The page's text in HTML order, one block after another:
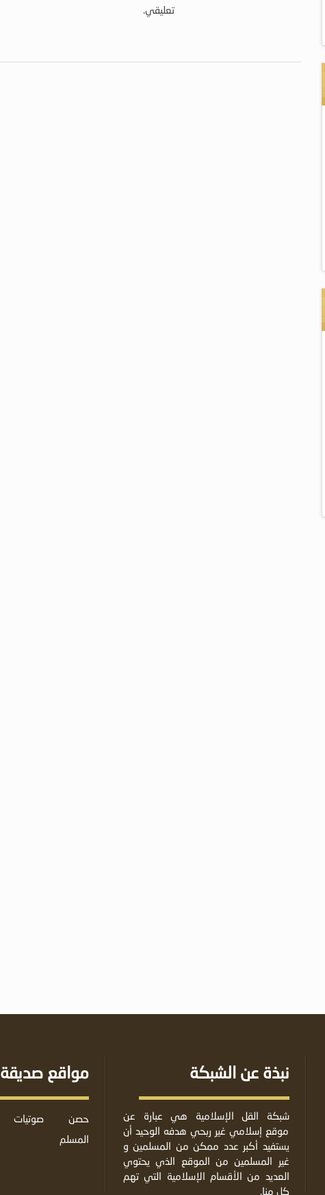
تعليقي.
نبذة عن الشبكة
شبكة القل الإسلامية هي عبارة عن
موقع إسلامي غير ربحي هدفه الوحيد أن
يستفيد أكبر عدد ممكن من المسلمين و
غير المسلمين من الموقع الذي يحتوي
العديد من الأقسام الإسلامية التي تهم
كل منا.
مواقع صديقة
حصن
المسلم
صوتيات